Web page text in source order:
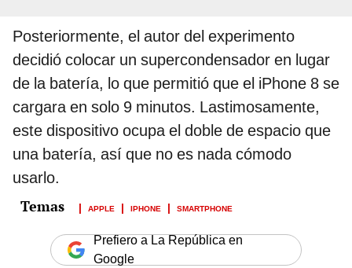
Posteriormente, el autor del experimento
decidió colocar un supercondensador en lugar
de la batería, lo que permitió que el iPhone 8 se
cargara en solo 9 minutos. Lastimosamente,
este dispositivo ocupa el doble de espacio que
una batería, así que no es nada cómodo
usarlo.
APPLE IPHONE SMARTPHONE
Prefiero a La República en
Google